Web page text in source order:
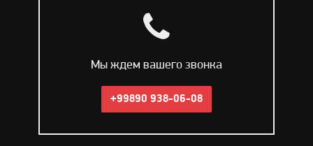
Мы ждем вашего звонка
+99890 938-06-08